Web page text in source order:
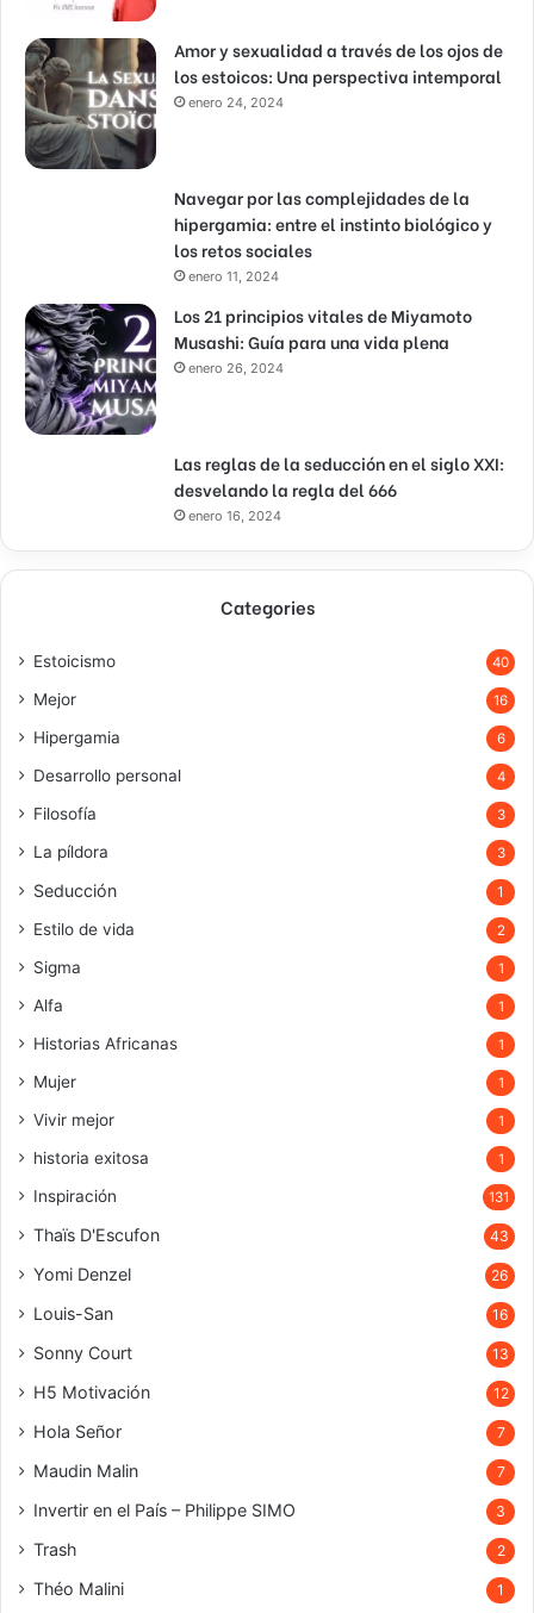
Amor y sexualidad a través de los ojos de
los estoicos: Una perspectiva intemporal
enero 24, 2024
Navegar por las complejidades de la
hipergamia: entre el instinto biológico y
los retos sociales
enero 11, 2024
Los 21 principios vitales de Miyamoto
Musashi: Guía para una vida plena
enero 26, 2024
Las reglas de la seducción en el siglo XXI:
desvelando la regla del 666
enero 16, 2024
Categories
Estoicismo 40
Mejor 16
Hipergamia 6
Desarrollo personal 4
Filosofía 3
La píldora 3
Seducción 1
Estilo de vida 2
Sigma 1
Alfa 1
Historias Africanas 1
Mujer 1
Vivir mejor 1
historia exitosa 1
Inspiración 131
Thaïs D'Escufon 43
Yomi Denzel 26
Louis-San 16
Sonny Court 13
H5 Motivación 12
Hola Señor 7
Maudin Malin 7
Invertir en el País – Philippe SIMO 3
Trash 2
Théo Malini 1